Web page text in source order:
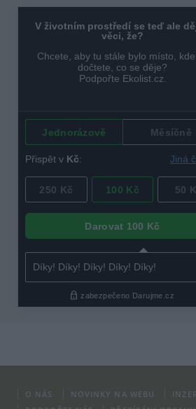
O NÁS NOVINKY NA WEBU